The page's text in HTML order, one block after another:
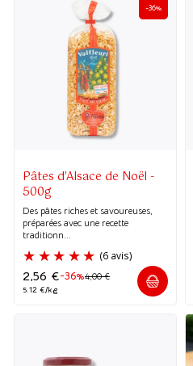
(2 avis)
-36%
Pâtes d'Alsace de Noël -
500g
Des pâtes riches et savoureuses,
préparées avec une recette
traditionn...
-36%4,00€
2,56 €
5.12 €/kg